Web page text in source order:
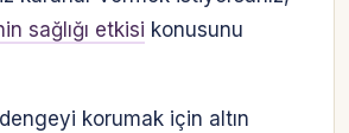
sağlığı etkisi konusunu
korumak için altın